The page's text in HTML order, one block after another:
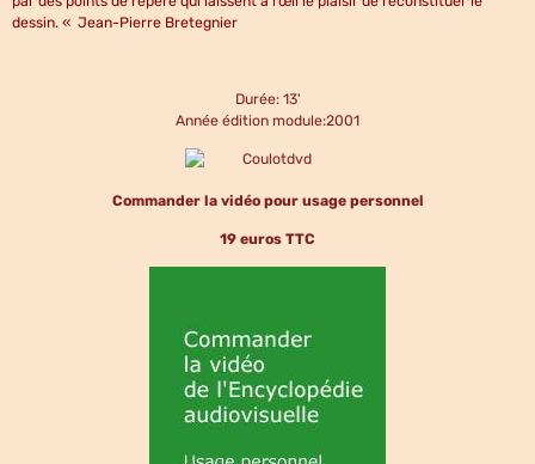
dessin. « Jean-Pierre Bretegnier
Durée: 13'
Année édition module:2001
Commander la vidéo pour usage personnel
19 euros TTC